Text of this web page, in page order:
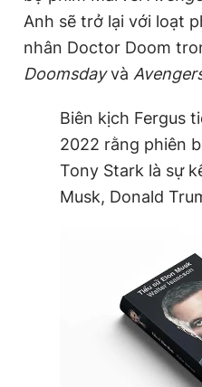
Anh sẽ trở lại với loạt
nhân Doctor Doom
Doomsdayvà
Biên kịch Fergus
2022 rằng phiên
Tony Stark là sự
Musk, Donald